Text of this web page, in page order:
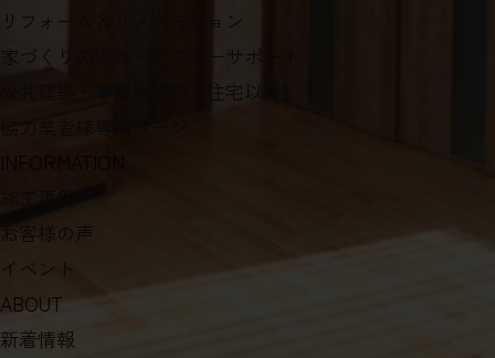
るなど，本サービスの利用規約に違反したユーザーや，不
正・不当な目的でサービスを利用しようとするユーザーの利
定するための情報を利用する目的
容や代金の請求に関する情報など当社がユーザーに対してサ
第４条（個人情報の第三者提供）
当社は，次に掲げる場合を除いて，あらかじめユーザーの同
意を得ることなく，第三者に個人情報を提供することはあり
リフォーム＆リノベーション
家づくりの流れ・アフターサポート
公共建築・事業用施設【住宅以外】
協力業者様専用ページ
お客様の声
イベント
ABOUT
新着情報